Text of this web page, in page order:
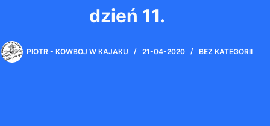
dzień 11.
PIOTR - KOWBOJ W KAJAKU 21-04-2020 BEZ KATEGORII